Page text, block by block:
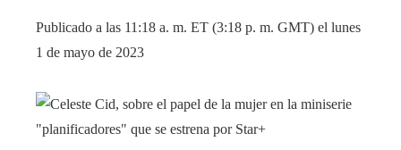
Publicado a las 11:18 a. m. ET (3:18 p. m. GMT) el lunes
1 de mayo de 2023